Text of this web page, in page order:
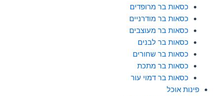
כסאות בר מרופדים
כסאות בר מודרניים
כסאות בר מעוצבים
כסאות בר לבנים
כסאות בר שחורים
כסאות בר מתכת
כסאות בר דמוי עור
פינות אוכל